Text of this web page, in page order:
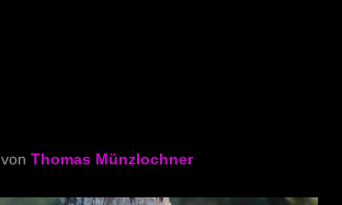
vonThomas Münzlochner